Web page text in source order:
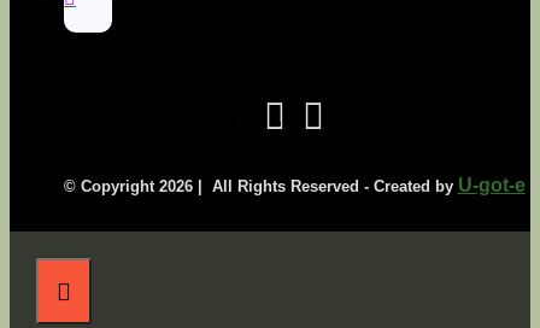
© Copyright 2026 | All Rights Reserved - Created by U-got-e